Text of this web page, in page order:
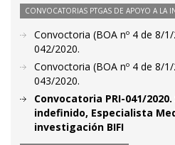
CONVOCATORIAS PTGAS DE APOYO A LA
Convoctoria (BOA nº 4 de 8/
042/2020.
Convoctoria (BOA nº 4 de 8/
043/2020.
Convocatoria PRI-041/
indefinido, Especialista
investigación BIFI